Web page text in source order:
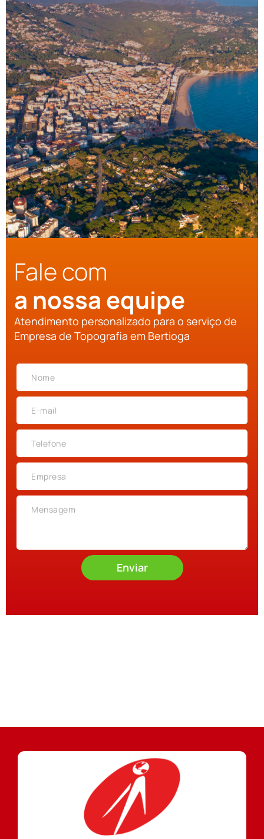
Fale com
a nossa equipe
Atendimento personalizado para o serviço de
Empresa de Topografia em Bertioga
Enviar